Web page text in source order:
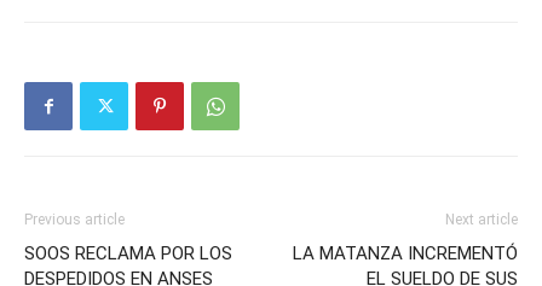
Previous article
SOOS RECLAMA POR LOS
DESPEDIDOS EN ANSES
Next article
LA MATANZA INCREMENTÓ
EL SUELDO DE SUS